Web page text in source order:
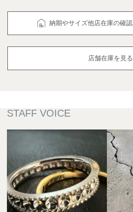
納期やサイズ他店在庫の確
店舗在庫を見る